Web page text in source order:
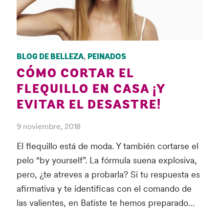
BLOG DE BELLEZA, PEINADOS
CÓMO CORTAR EL
FLEQUILLO EN CASA ¡Y
EVITAR EL DESASTRE!
El flequillo está de moda. Y también cortarse el
pelo “by yourself”. La fórmula suena explosiva,
pero, ¿te atreves a probarla? Si tu respuesta es
afirmativa y te identificas con el comando de
las valientes, en Batiste te hemos preparado…
9 noviembre, 2018